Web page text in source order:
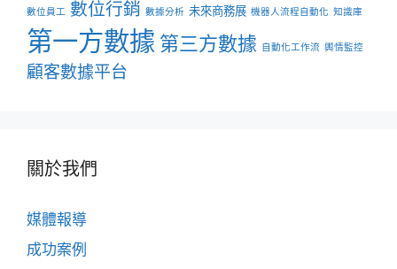
數位員工 數位行銷 數據分析 未來商務展 機器人流程自動化 知識庫
第一方數據 第三方數據 自動化工作流 輿情監控
顧客數據平台
關於我們
媒體報導
成功案例